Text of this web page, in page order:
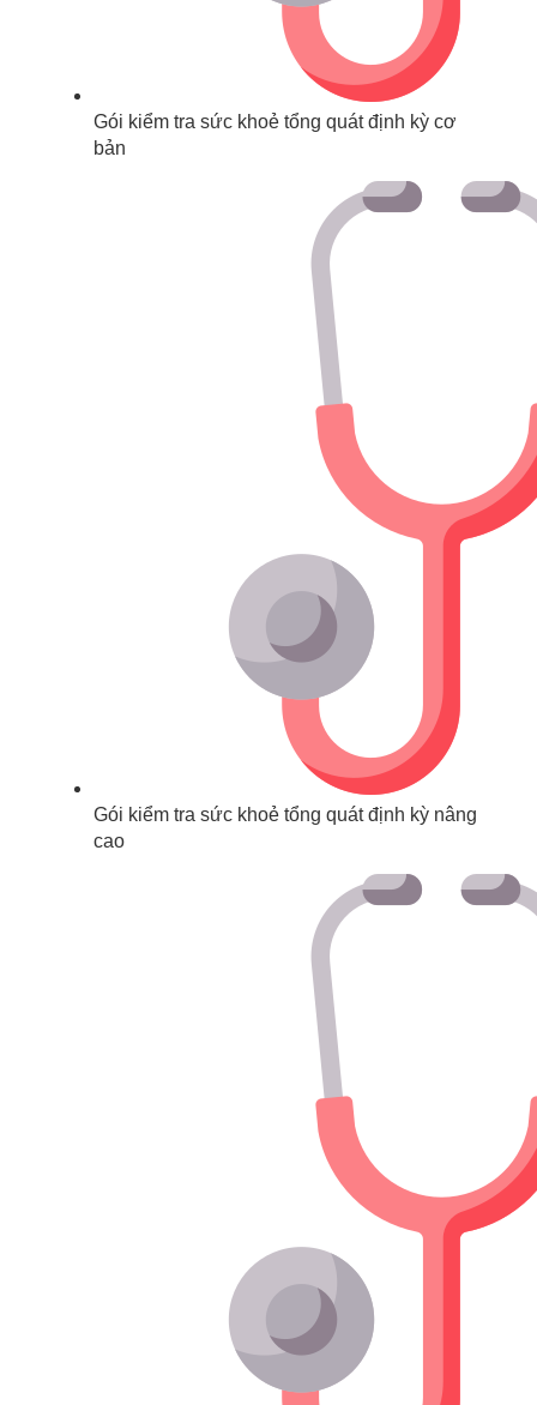
Gói kiểm tra sức khoẻ tổng quát định kỳ cơ
bản
Gói kiểm tra sức khoẻ tổng quát định kỳ nâng
cao